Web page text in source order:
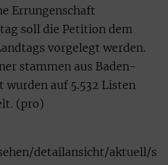
Errungenschaft
soll die Petition dem
vorgelegt werden.
stammen aus Baden-
auf 5.532 Listen
(pro)
detailansicht/aktuell/s